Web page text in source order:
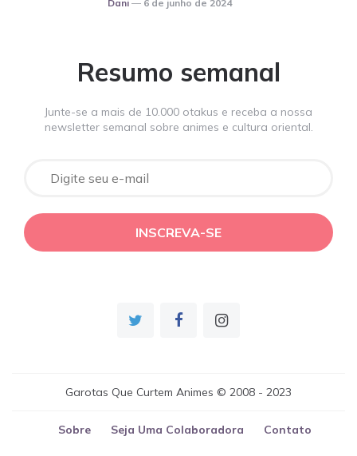
Dani 6 de junho de 2024
Resumo semanal
Junte-se a mais de 10.000 otakus e receba a nossa
newsletter semanal sobre animes e cultura oriental.
Garotas Que Curtem Animes © 2008 - 2023
Sobre Seja Uma Colaboradora Contato